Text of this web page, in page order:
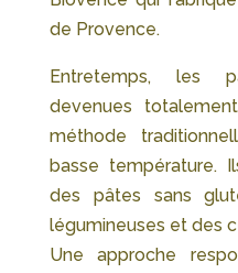
de Provence.
Entretemps, les
devenues
méthode
basse température.
des pâtes sans
légumineuses et des
Une approche